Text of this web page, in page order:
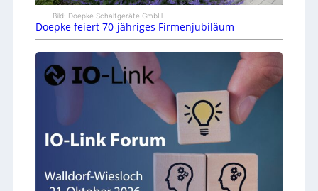
Bild: Doepke Schaltgeräte GmbH
Doepke feiert 70-jähriges Firmenjubiläum